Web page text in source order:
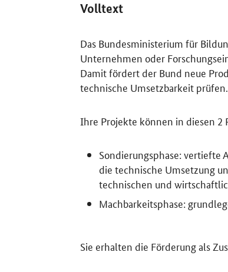
Volltext
Das Bundesministerium für
Unternehmen oder
Damit fördert der Bund neue
technische Umsetzbarkeit prüfen.
Ihre Projekte können in diesen 2
Sondierungsphase: vertiefte
die technische Umsetzung
technischen und
Machbarkeitsphase:
Sie erhalten die Förderung als